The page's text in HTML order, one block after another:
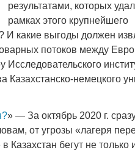
результатами, которых
рамках этого крупнейшего
И какие выгоды должен
потоков между
Казахстанско-немецкого
» — За октябрь 2020 г.
от угрозы «лагеря
бегут не только
Война